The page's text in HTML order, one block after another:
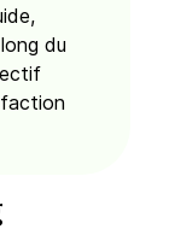
du